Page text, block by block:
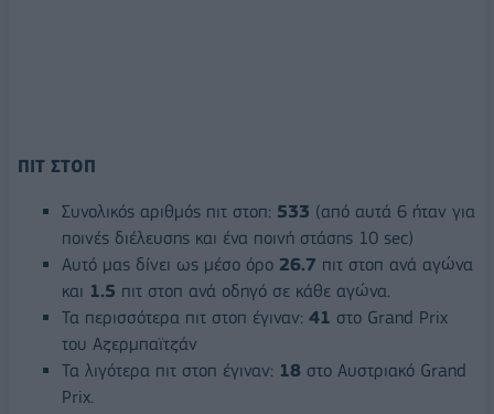
ΠΙΤ ΣΤΟΠ
Συνολικός αριθμός πιτ στοπ: 533 (από αυτά 6 ήταν για
ποινές διέλευσης και ένα ποινή στάσης 10 sec)
Αυτό μας δίνει ως μέσο όρο 26.7 πιτ στοπ ανά αγώνα
και 1.5 πιτ στοπ ανά οδηγό σε κάθε αγώνα.
Τα περισσότερα πιτ στοπ έγιναν: 41 στο Grand Prix
του Αζερμπαϊτζάν
Τα λιγότερα πιτ στοπ έγιναν: 18 στο Αυστριακό Grand
Prix.